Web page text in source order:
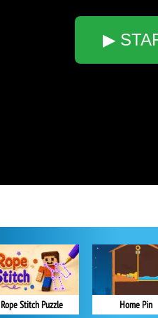
▶
Rope Stitch Puzzle Home Pin